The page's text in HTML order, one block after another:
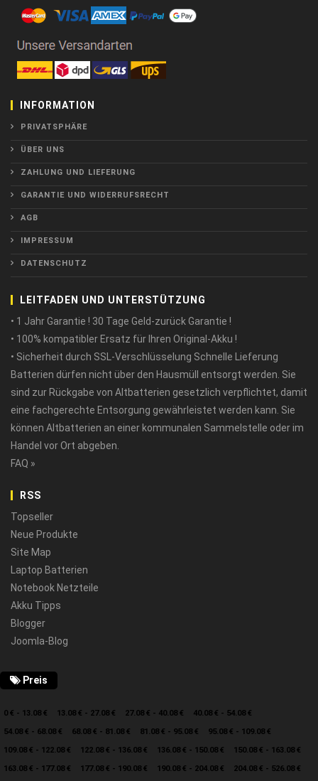
INFORMATION
PRIVATSPHÄRE
ÜBER UNS
ZAHLUNG UND LIEFERUNG
GARANTIE UND WIDERRUFSRECHT
AGB
IMPRESSUM
DATENSCHUTZ
LEITFADEN UND UNTERSTÜTZUNG
• 1 Jahr Garantie ! 30 Tage Geld-zurück Garantie !
• 100% kompatibler Ersatz für Ihren Original-Akku !
• Sicherheit durch SSL-Verschlüsselung Schnelle Lieferung
Batterien dürfen nicht über den Hausmüll entsorgt werden. Sie
sind zur Rückgabe von Altbatterien gesetzlich verpflichtet, damit
eine fachgerechte Entsorgung gewährleistet werden kann. Sie
können Altbatterien an einer kommunalen Sammelstelle oder im
Handel vor Ort abgeben.
FAQ »
RSS
Topseller
Neue Produkte
Site Map
Laptop Batterien
Notebook Netzteile
Akku Tipps
Blogger
Joomla-Blog
Preis
0 € - 13.08 € 13.08 € - 27.08 € 27.08 € - 40.08 €
40.08 € - 54.08 €
54.08 € - 68.08 €
68.08 € - 81.08 € 81.08 € - 95.08 €
95.08 € - 109.08 €
109.08 € - 122.08 €
122.08 € - 136.08 € 136.08 € - 150.08 €
150.08 € - 163.08 €
163.08 € - 177.08 €
177.08 € - 190.08 € 190.08 € - 204.08 € 204.08 € - 526.08 €